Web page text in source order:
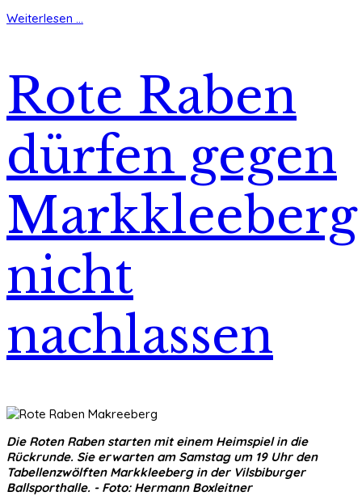
Weiterlesen ...
Rote Raben
dürfen gegen
Markkleeberg
nicht
nachlassen
Die Roten Raben starten mit einem Heimspiel in die
Rückrunde. Sie erwarten am Samstag um 19 Uhr den
Tabellenzwölften Markkleeberg in der Vilsbiburger
Ballsporthalle. - Foto: Hermann Boxleitner